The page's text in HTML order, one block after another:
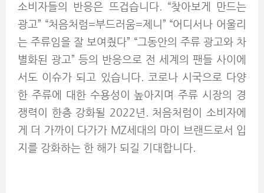
소비자들의 반응은 뜨겁습니다. “찾아보게 만드는
광고” “처음처럼=부드러움=제니” “어디서나 어울리
는 주류임을 잘 보여줬다” “그동안의 주류 광고와 차
별화된 광고” 등의 반응으로 전 세계의 팬들 사이에
서도 이슈가 되고 있습니다. 코로나 시국으로 다양
한 주류에 대한 수용성이 높아지며 주류 시장의 경
쟁력이 한층 강화될 2022년. 처음처럼이 소비자에
게 더 가까이 다가가 MZ세대의 마이 브랜드로서 입
지를 강화하는 한 해가 되길 기대합니다.